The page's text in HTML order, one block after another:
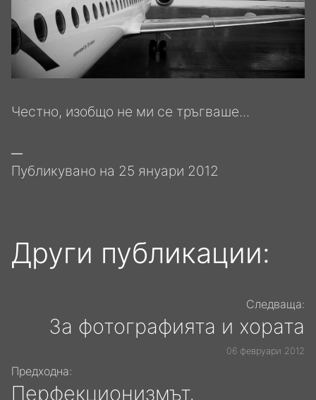
Честно, изобщо не ми се тръгваше...
Публикувано на 25 януари 2012
Други публикации:
Следваща:
За фотографията и хората
06 февруари 2012
Предходна:
Перфекционизмът,